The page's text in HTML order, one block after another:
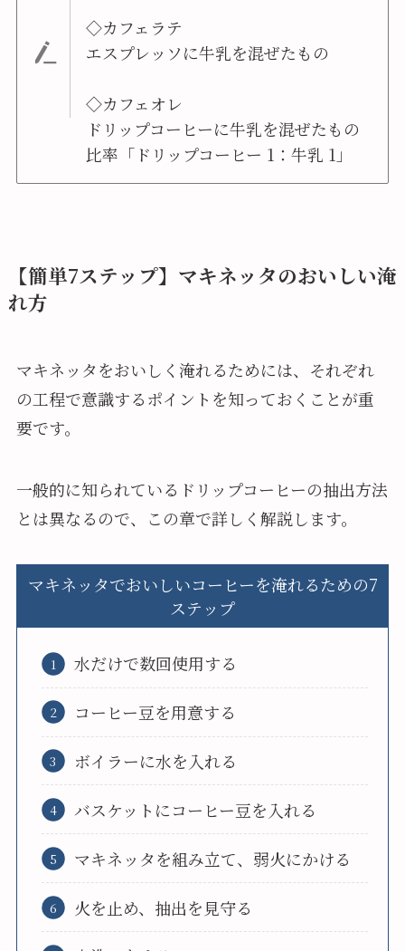
◇カフェラテ
エスプレッソに牛乳を混ぜたもの
◇カフェオレ
ドリップコーヒーに牛乳を混ぜたもの
比率「ドリップコーヒー 1：牛乳 1」
【簡単7ステップ】マキネッタのおいしい淹
れ方
マキネッタをおいしく淹れるためには、それぞれ
の工程で意識するポイントを知っておくことが重
要です。
一般的に知られているドリップコーヒーの抽出方法
とは異なるので、この章で詳しく解説します。
マキネッタでおいしいコーヒーを淹れるための7
ステップ
水だけで数回使用する
コーヒー豆を用意する
ボイラーに水を入れる
バスケットにコーヒー豆を入れる
マキネッタを組み立て、弱火にかける
火を止め、抽出を見守る